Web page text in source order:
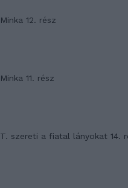
Minka 12. rész
Minka 11. rész
T. szereti a fiatal lányokat 14.